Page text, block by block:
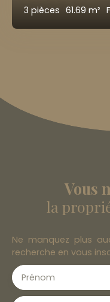
3 pièces 61.69 m²
Vous
la
Ne manquez plus
recherche en vous
Prénom